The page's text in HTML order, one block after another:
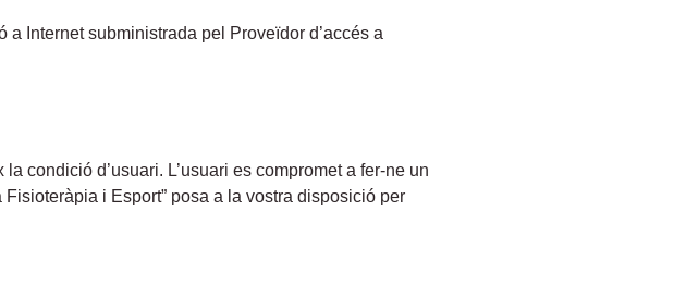
Internet subministrada pel Proveïdor d’accés a
condició d’usuari. L’usuari es compromet a fer-ne un
i Esport” posa a la vostra disposició per